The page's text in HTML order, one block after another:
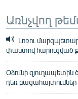
Առնչվող
Լոռու
փաստով հարուցված
Օձունի գյուղապետին
դեռ բացահայտումներ